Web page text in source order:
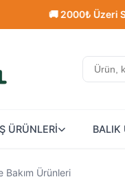
🚚 2000₺ Üzeri
ÜRÜNLERİ BALIK
Bakım Ürünleri